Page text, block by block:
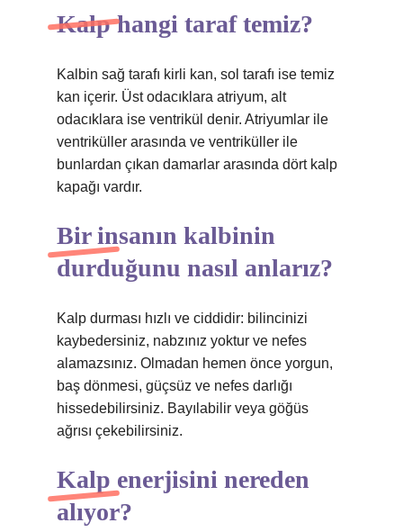
Kalp hangi taraf temiz?
Kalbin sağ tarafı kirli kan, sol tarafı ise temiz
kan içerir. Üst odacıklara atriyum, alt
odacıklara ise ventrikül denir. Atriyumlar ile
ventriküller arasında ve ventriküller ile
bunlardan çıkan damarlar arasında dört kalp
kapağı vardır.
Bir insanın kalbinin
durduğunu nasıl anlarız?
Kalp durması hızlı ve ciddidir: bilincinizi
kaybedersiniz, nabzınız yoktur ve nefes
alamazsınız. Olmadan hemen önce yorgun,
baş dönmesi, güçsüz ve nefes darlığı
hissedebilirsiniz. Bayılabilir veya göğüs
ağrısı çekebilirsiniz.
Kalp enerjisini nereden
alıyor?